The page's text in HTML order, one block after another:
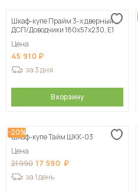
Шкаф-купе Прайм 3-х дверный
ДСП/Доводчики 180х57х230, Е1
Цена
45 910
за 3 дня
В корзину
-20%
Шкаф-купе Тайм ШКК-03
Цена
21 990 17 590
за 1 день